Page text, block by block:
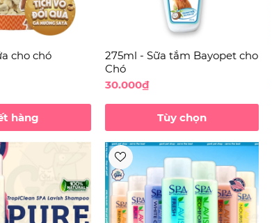
cho chó
hàng
275ml - Sữa tắm Bayopet cho
Chó
30.000₫
Tùy chọn